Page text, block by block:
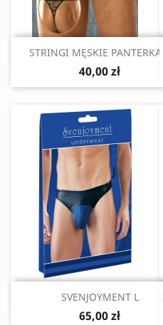
Szybki podgląd
STRINGI MĘSKIE PANTERKA...
40,00 zł
Szybki podgląd
SVENJOYMENT L
65,00 zł